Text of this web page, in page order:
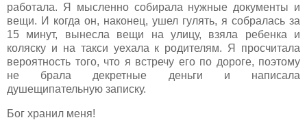
работала. Я мысленно собирала нужные документы и
вещи. И когда он, наконец, ушел гулять, я собралась за
15 минут, вынесла вещи на улицу, взяла ребенка и
коляску и на такси уехала к родителям. Я просчитала
вероятность того, что я встречу его по дороге, поэтому
не брала декретные деньги и написала
душещипательную записку.
Бог хранил меня!